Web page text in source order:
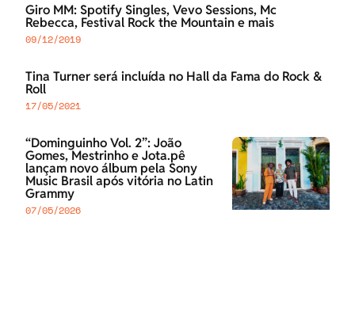
Giro MM: Spotify Singles, Vevo Sessions, Mc
Rebecca, Festival Rock the Mountain e mais
09/12/2019
Tina Turner será incluída no Hall da Fama do Rock &
Roll
17/05/2021
“Dominguinho Vol. 2”: João
Gomes, Mestrinho e Jota.pê
lançam novo álbum pela Sony
Music Brasil após vitória no Latin
Grammy
07/05/2026